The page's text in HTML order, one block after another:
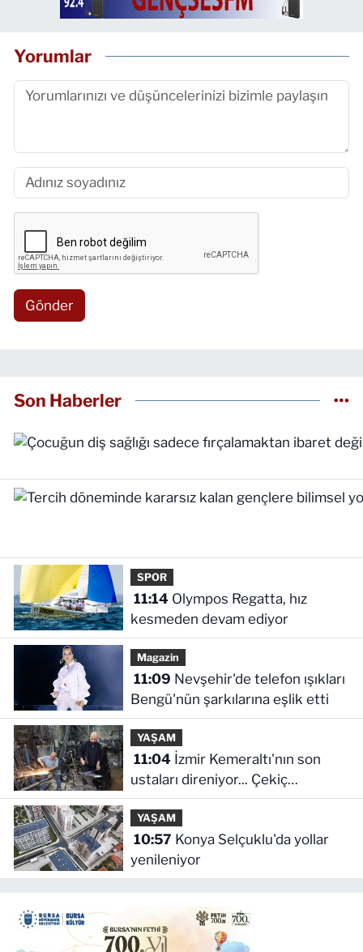
Yorumlar
Gönder
Son Haberler
SPOR
11:14Olympos Regatta, hız
kesmeden devam ediyor
Magazin
11:09
Bengü'nün şarkılarına eşlik etti
YAŞAM
11:04İzmir Kemeraltı'nın son
ustaları direniyor... Çekiç
sesleriyle yaşayan miras
YAŞAM
10:57
yenileniyor